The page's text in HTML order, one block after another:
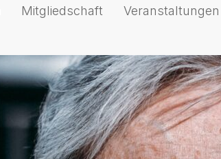
Mitgliedschaft Veranstaltungen